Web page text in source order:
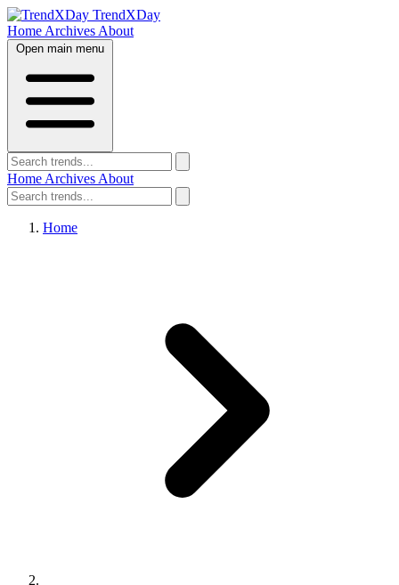
TrendXDay
Home Archives About
Open main menu
Home Archives About
Home